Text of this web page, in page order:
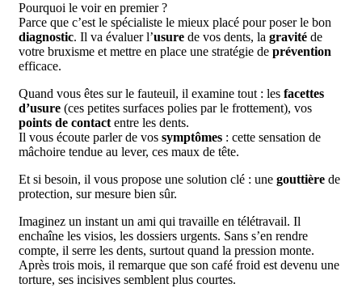
Pourquoi le voir en premier ?
Parce que c’est le spécialiste le mieux placé pour poser le bon
diagnostic. Il va évaluer l’usure de vos dents, la gravité de
votre bruxisme et mettre en place une stratégie de prévention
efficace.
Quand vous êtes sur le fauteuil, il examine tout : les facettes
d’usure (ces petites surfaces polies par le frottement), vos
points de contactentre les dents.
Il vous écoute parler de vos symptômes : cette sensation de
mâchoire tendue au lever, ces maux de tête.
Et si besoin, il vous propose une solution clé : une gouttière de
protection, sur mesure bien sûr.
Imaginez un instant un ami qui travaille en télétravail. Il
enchaîne les visios, les dossiers urgents. Sans s’en rendre
compte, il serre les dents, surtout quand la pression monte.
Après trois mois, il remarque que son café froid est devenu une
torture, ses incisives semblent plus courtes.